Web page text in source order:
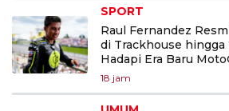
SPORT
Raul Fernandez
di Trackhouse hingga
Hadapi Era Baru
18 jam